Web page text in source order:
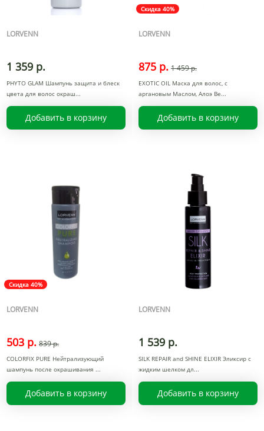
LORVENN
1 359 р.
PHYTO GLAM Шампунь защита и блеск
цвета для волос окраш
Добавить в корзину
Скидка 40%
LORVENN
875 р. 1 459 р.
EXOTIC OIL Маска для волос, с
аргановым Маслом, Алоэ Ве
Добавить в корзину
Скидка 40%
LORVENN
503 р. 839 р.
COLORFIX PURE Нейтрализующий
шампунь после окрашивания
Добавить в корзину
LORVENN
1 539 р.
SILK REPAIR and SHINE ELIXIR Эликсир с
жидким шелком дл
Добавить в корзину